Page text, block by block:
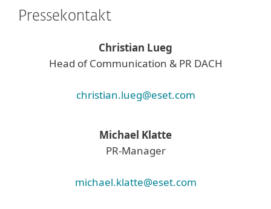
Pressekontakt
Christian Lueg
Head of Communication & PR DACH
christian.lueg@eset.com
Michael Klatte
PR-Manager
michael.klatte@eset.com